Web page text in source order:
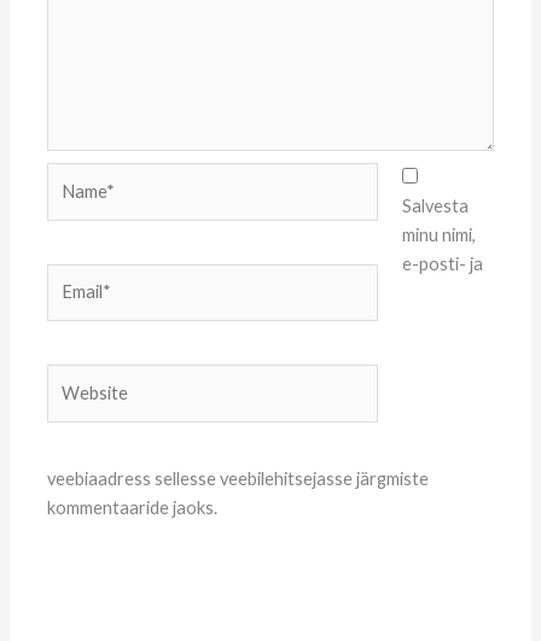
Salvesta
minu nimi,
e-posti- ja
veebiaadress sellesse veebilehitsejasse järgmiste
kommentaaride jaoks.